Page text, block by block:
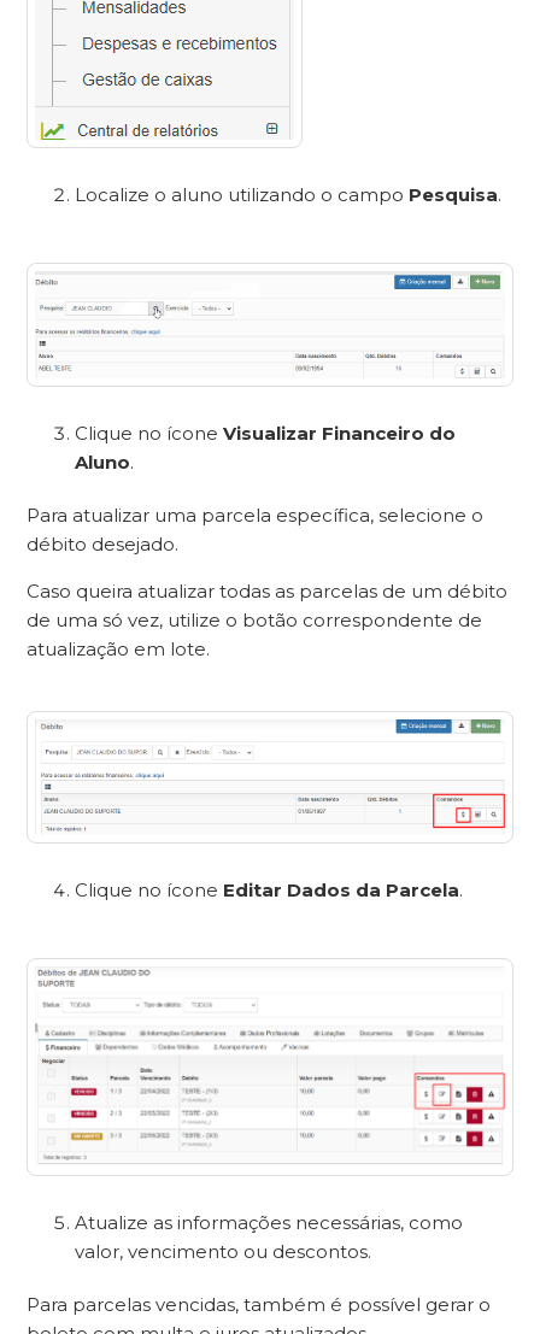
Localize o aluno utilizando o campo Pesquisa.
Clique no íconeVisualizar Financeiro do
Aluno.
Para atualizar uma parcela específica, selecione o
débito desejado.
Caso queira atualizar todas as parcelas de um débito
de uma só vez, utilize o botão correspondente de
atualização em lote.
Clique no ícone Editar Dados da Parcela.
Atualize as informações necessárias, como
valor, vencimento ou descontos.
Para parcelas vencidas, também é possível gerar o